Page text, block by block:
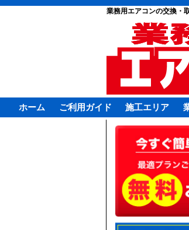
業務用エアコンの交換・
ホーム ご利用ガイド 施工エリア